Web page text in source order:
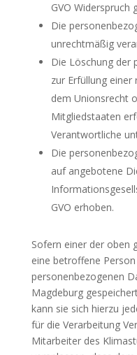
GVO Widerspruch
Die
unrechtmäßig
Die Löschung der
zur Erfüllung einer
dem Unionsrecht
Mitgliedstaaten
Verantwortliche
Die
auf angebotene
GVO erhoben.
Sofern einer der oben
eine betroffene
personenbezogenen
Magdeburg
kann sie sich hierzu
für die Verarbeitung
Mitarbeiter des